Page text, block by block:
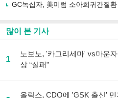
GC녹십자, 美미럼 소아희귀간질
많이 본 기사
1
노보노, '카그리세마' vs마운
상 “실패”
올릭스, CDO에 'GSK 출신'